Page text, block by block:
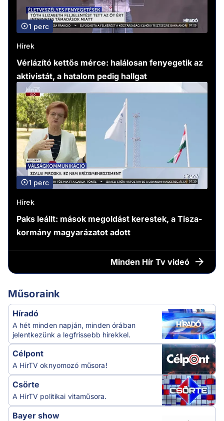
1 perc
Hírek
Vérlázító kettős mérce: halálosan fenyegetik az
aktivistát, a hatalom pedig hallgat
1 perc
Hírek
Paks leállt: mások megoldást kerestek, a Tisza-
kormány magyarázatot adott
Minden Hír Tv videó
Műsoraink
Híradó
A hét minden napján, minden órában
jelentkezünk a legfrissebb hírekkel.
Célpont
A HírTV oknyomozó műsora!
Csörte
A HírTV politikai vitaműsora.
Bayer show